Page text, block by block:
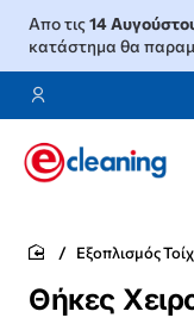
Απο τις14
κατάστημα θα
Θήκες
Εξοπλισμός